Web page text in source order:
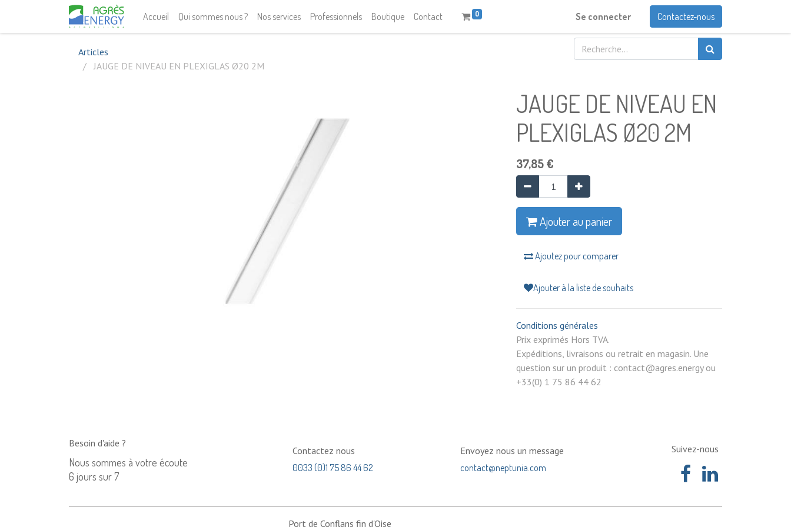
Accueil Qui sommes nous ? Nos services Professionnels Boutique Contact 0 Se connecter Contactez-nous
Articles
JAUGE DE NIVEAU EN PLEXIGLAS Ø20 2M
JAUGE DE NIVEAU EN
PLEXIGLAS Ø20 2M
37,85€
Ajouter au panier
Ajoutez pour comparer
Ajouter à la liste de souhaits
Conditions générales
Prix exprimés Hors TVA.
Expéditions, livraisons ou retrait en magasin. Une
question sur un produit : contact@agres.energy ou
+33(0) 1 75 86 44 62
Besoin d'aide ?
Nous sommes à votre écoute
6 jours sur 7
Contactez nous
0033 (0)1 75 86 44 62
Envoyez nous un message
contact@neptunia.com
Suivez-nous
Port de Conflans fin d'Oise